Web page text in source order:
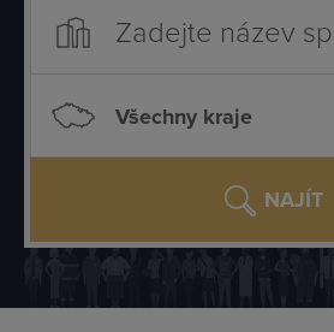
Všechny kraje
NAJÍT